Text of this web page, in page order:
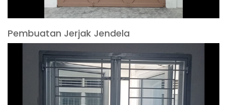
Pembuatan Jerjak Jendela